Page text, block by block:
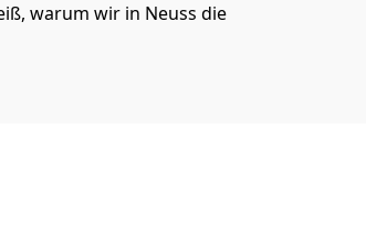
warum wir in Neuss die